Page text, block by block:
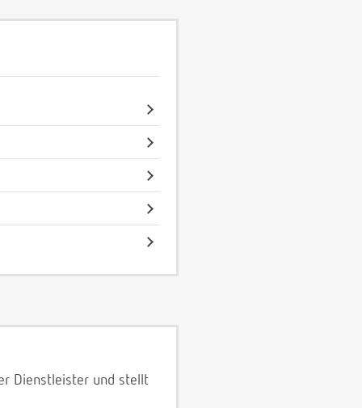
Dienstleister und stellt